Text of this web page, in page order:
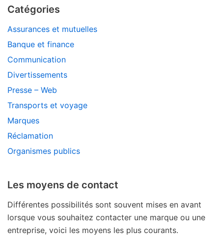
Catégories
Assurances et mutuelles
Banque et finance
Communication
Divertissements
Presse – Web
Transports et voyage
Marques
Réclamation
Organismes publics
Les moyens de contact
Différentes possibilités sont souvent mises en avant
lorsque vous souhaitez contacter une marque ou une
entreprise, voici les moyens les plus courants.